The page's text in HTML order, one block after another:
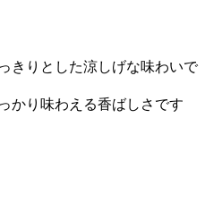
きりとした涼しげな味わいで
かり味わえる香ばしさです